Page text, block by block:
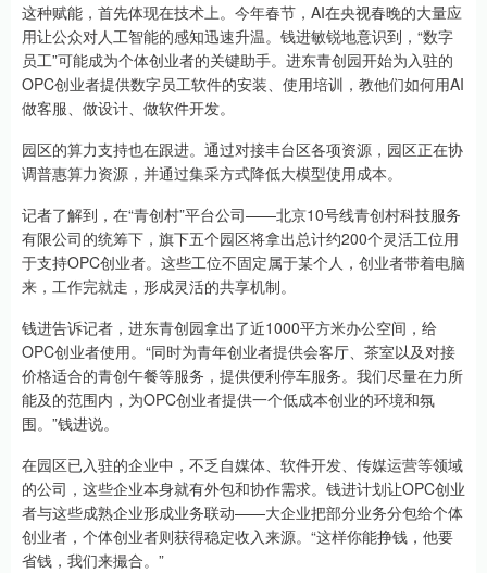
这种赋能，首先体现在技术上。今年春节，AI在央视春晚的大量应
用让公众对人工智能的感知迅速升温。钱进敏锐地意识到，“数字
员工”可能成为个体创业者的关键助手。进东青创园开始为入驻的
OPC创业者提供数字员工软件的安装、使用培训，教他们如何用AI
做客服、做设计、做软件开发。
园区的算力支持也在跟进。通过对接丰台区各项资源，园区正在协
调普惠算力资源，并通过集采方式降低大模型使用成本。
记者了解到，在“青创村”平台公司——北京10号线青创村科技服务
有限公司的统筹下，旗下五个园区将拿出总计约200个灵活工位用
于支持OPC创业者。这些工位不固定属于某个人，创业者带着电脑
来，工作完就走，形成灵活的共享机制。
钱进告诉记者，进东青创园拿出了近1000平方米办公空间，给
OPC创业者使用。“同时为青年创业者提供会客厅、茶室以及对接
价格适合的青创午餐等服务，提供便利停车服务。我们尽量在力所
能及的范围内，为OPC创业者提供一个低成本创业的环境和氛
围。”钱进说。
在园区已入驻的企业中，不乏自媒体、软件开发、传媒运营等领域
的公司，这些企业本身就有外包和协作需求。钱进计划让OPC创业
者与这些成熟企业形成业务联动——大企业把部分业务分包给个体
创业者，个体创业者则获得稳定收入来源。“这样你能挣钱，他要
省钱，我们来撮合。”